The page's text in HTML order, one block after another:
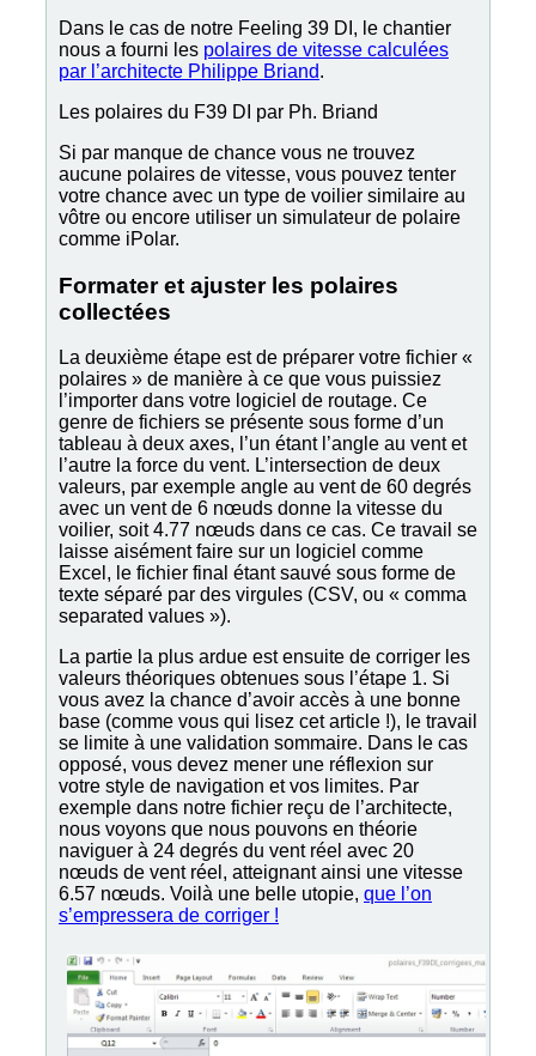
Dans le cas de notre Feeling 39 DI, le chantier
nous a fourni les polaires de vitesse calculées
par l’architecte Philippe Briand.
Les polaires du F39 DI par Ph. Briand
Si par manque de chance vous ne trouvez
aucune polaires de vitesse, vous pouvez tenter
votre chance avec un type de voilier similaire au
vôtre ou encore utiliser un simulateur de polaire
comme iPolar.
Formater et ajuster les polaires
collectées
La deuxième étape est de préparer votre fichier «
polaires » de manière à ce que vous puissiez
l’importer dans votre logiciel de routage. Ce
genre de fichiers se présente sous forme d’un
tableau à deux axes, l’un étant l’angle au vent et
l’autre la force du vent. L’intersection de deux
valeurs, par exemple angle au vent de 60 degrés
avec un vent de 6 nœuds donne la vitesse du
voilier, soit 4.77 nœuds dans ce cas. Ce travail se
laisse aisément faire sur un logiciel comme
Excel, le fichier final étant sauvé sous forme de
texte séparé par des virgules (CSV, ou « comma
separated values »).
La partie la plus ardue est ensuite de corriger les
valeurs théoriques obtenues sous l’étape 1. Si
vous avez la chance d’avoir accès à une bonne
base (comme vous qui lisez cet article !), le travail
se limite à une validation sommaire. Dans le cas
opposé, vous devez mener une réflexion sur
votre style de navigation et vos limites. Par
exemple dans notre fichier reçu de l’architecte,
nous voyons que nous pouvons en théorie
naviguer à 24 degrés du vent réel avec 20
nœuds de vent réel, atteignant ainsi une vitesse
6.57 nœuds. Voilà une belle utopie, que l’on
s’empressera de corriger !